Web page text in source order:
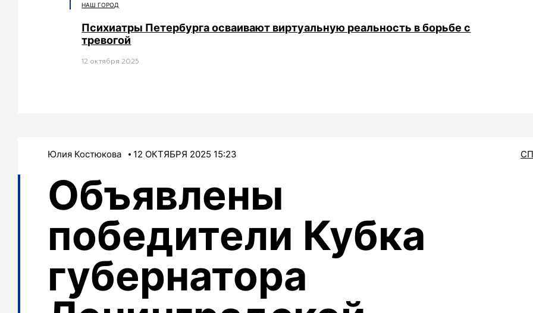
НАШ ГОРОД
Психиатры Петербурга осваивают виртуальную реальность в борьбе с
тревогой
12 октября 2025
Юлия Костюкова 12 ОКТЯБРЯ 2025 15:23
Объявлены
победители Кубка
губернатора